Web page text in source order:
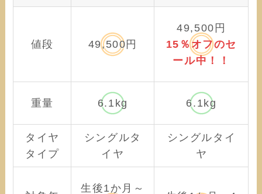
値段 49,500円
49,500円
15％オフのセ
ール中！！
重量 6.1kg 6.1kg
タイヤ
タイプ
シングルタ
イヤ
シングルタイ
ヤ
生後1か月～